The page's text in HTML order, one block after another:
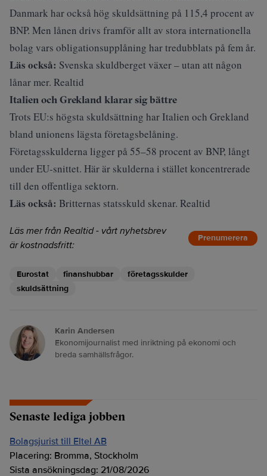
Danmark har också hög skuldsättning på 115,4 procent av
BNP. Men lånen drivs framför allt av stora internationella
bolag vars obligationsupplåning har tredubblats på fem år.
Läs också: Svenska skuldberget växer – utan att någon
lånar mer. Realtid
Italien och Grekland klarar sig bättre
Trots EU:s högsta skuldsättning har Italien och Grekland
bland unionens lägsta företagsbelåning.
Företagsskulderna ligger på 55–58 procent av BNP, långt
under EU‑snittet. Här är skulderna i stället koncentrerade
till den offentliga sektorn.
Läs också: Britternas statsskuld skenar. Realtid
Läs mer från Realtid - vårt nyhetsbrev
är kostnadsfritt:
Prenumerera
Eurostat finanshubbar
företagsskulder
skuldsättning
Karin Andersen
Ekonomijournalist med inriktning på ekonomi och
breda samhällsfrågor.
Senaste lediga jobben
Bolagsjurist till Eltel AB
Placering: Bromma, Stockholm
Sista ansökningsdag: 21/08/2026